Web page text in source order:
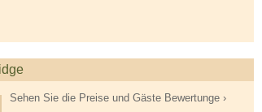
Sehen Sie die Preise und Gäste Bewertunge ›